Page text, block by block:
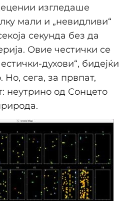
изгледаше
мали и „невидливи“
секунда без да
Овие честички се
духови“, бидејќи
сега, за првпат,
неутрино од Сонцето